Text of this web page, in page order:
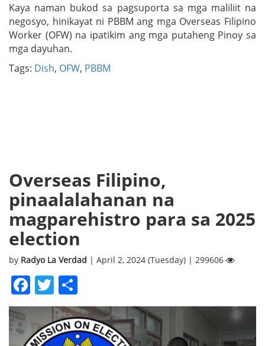
Kaya naman bukod sa pagsuporta sa mga maliliit na
negosyo, hinikayat ni PBBM ang mga Overseas Filipino
Worker (OFW) na ipatikim ang mga putaheng Pinoy sa
mga dayuhan.
Tags: Dish, OFW, PBBM
Overseas Filipino,
pinaalalahanan na
magparehistro para sa 2025
election
by Radyo La Verdad | April 2, 2024 (Tuesday) | 299606
Facebook
Twitter